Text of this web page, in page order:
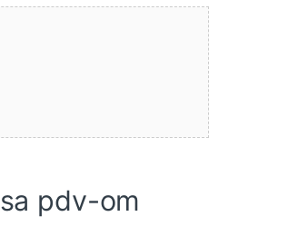
sa pdv-om